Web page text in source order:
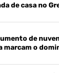
de casa no
de
marcam o